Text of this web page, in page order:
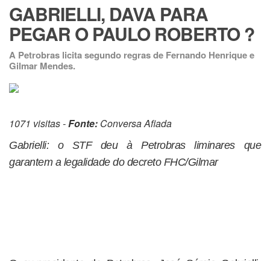
GABRIELLI, DAVA PARA
PEGAR O PAULO ROBERTO ?
A Petrobras licita segundo regras de Fernando Henrique e
Gilmar Mendes.
1071 visitas -Fonte: Conversa Afiada
Gabrielli: o STF deu à Petrobras liminares que
garantem a legalidade do decreto FHC/Gilmar